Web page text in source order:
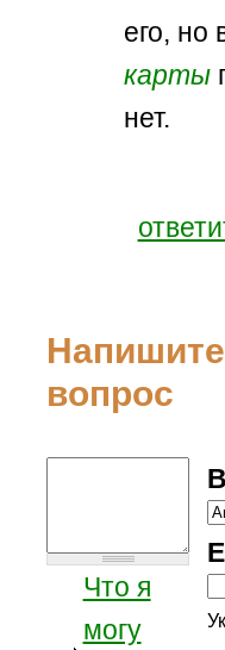
его, но
карты
нет.
вопрос
Что я
могу